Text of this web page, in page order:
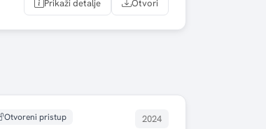
Prikaži detalje Otvori
Otvoreni pristup 2024